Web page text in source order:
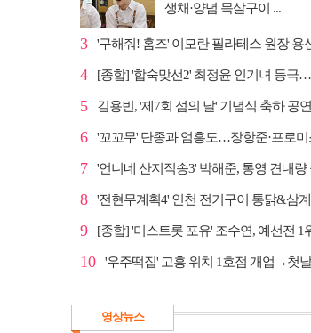
생채·양념 목살구이 ...
3
4
5 김용빈, '제7회 섬의 날' 기념식 축하 공연
6
7
8
9
10
영상뉴스